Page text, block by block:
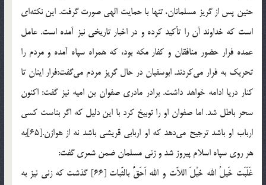
حنین پس از گریز مسلمانان، تنها با حمایت الهی صورت گرفت. این نكته‌ای
است كه خداوند آن را تأكید كرده و در اخبار تاریخی نیز آمده است. عامل
عمده فرار حضور منافقان و كفار مكه بود، كه همراه سپاه آمده و مردم را
تحریك به فرار می‌كردند. ابوسفیان در حال گریز مردم می‌گفت:فرار اینان تا
كنار دریا ادامه خواهد داشت. برادر مادری صفوان بن امیه نیز گفت: اكنون
سحر باطل شد. اما صفوان او را توبیخ كرد با این دلیل كه اگر بناست كسی
ارباب او باشد ترجیح می‌دهد كه او اربابی قریشی باشد نه از هوازن.[65]به
هر روی سپاه اسلام پیروز شد و زنی مسلمان ضمن شعری گفت:
غَلَبَت خَیلُ الله خیْلَ اللاّت و الله اَحَقُّ بالثّبات [66] گذشت كه زنی نیز به